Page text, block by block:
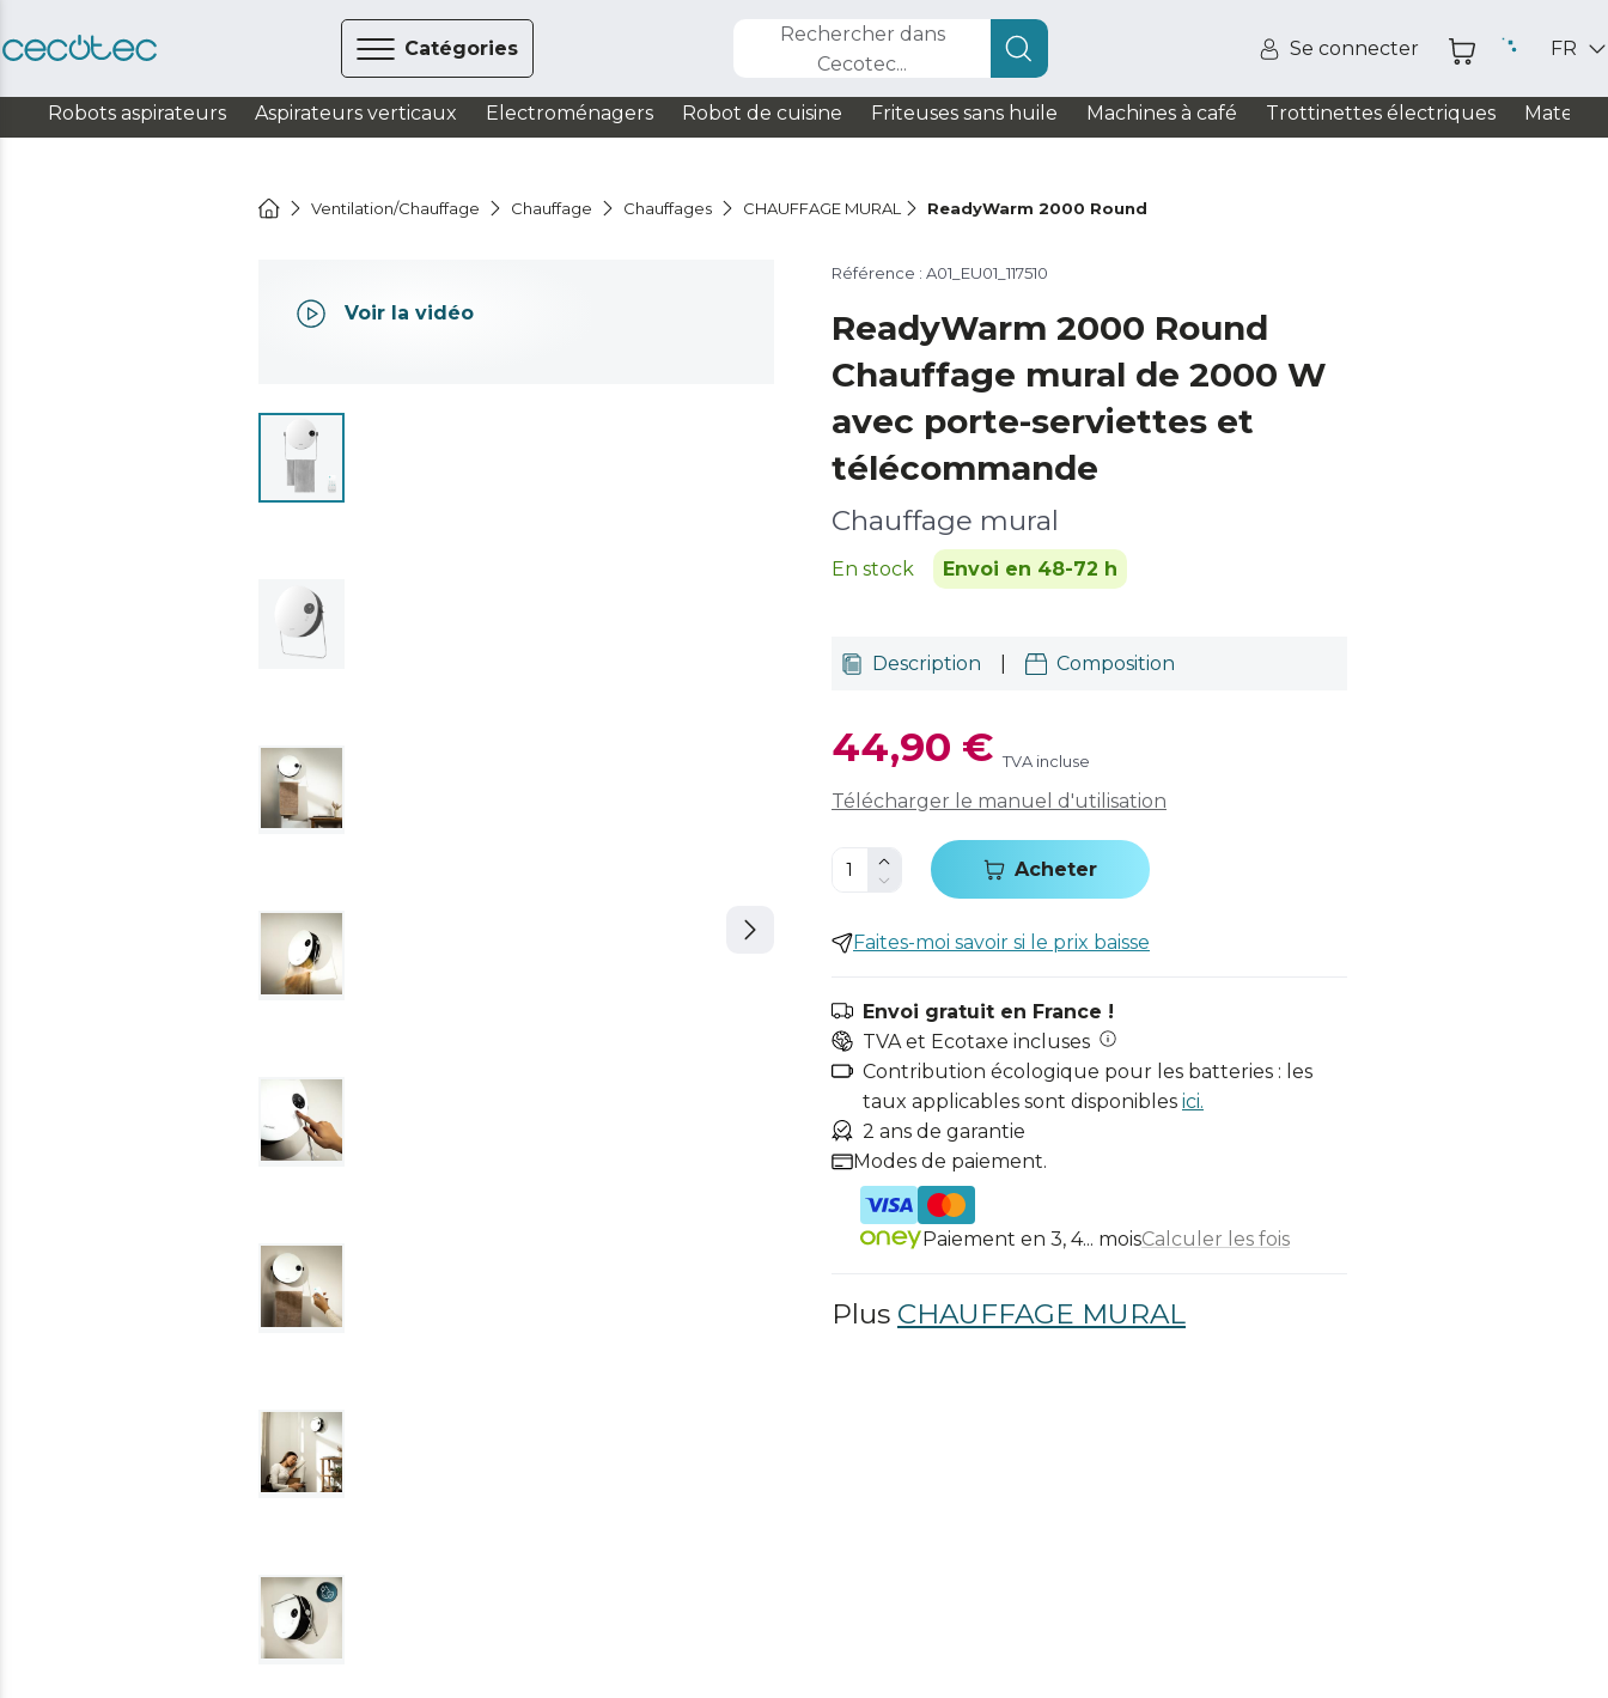
Catégories
Rechercher dans
Cecotec...
Se connecter FR
Robots aspirateurs Aspirateurs verticaux Electroménagers Robot de cuisine Friteuses sans huile Machines à café Trottinettes électriques Matelas
Ventilation/Chauffage Chauffage Chauffages CHAUFFAGE MURAL ReadyWarm 2000 Round
Voir la vidéo
Référence : A01_EU01_117510
ReadyWarm 2000 Round
Chauffage mural de 2000 W
avec porte-serviettes et
télécommande
Chauffage mural
En stock Envoi en 48-72 h
Description Composition
44,90 € TVA incluse
Télécharger le manuel d'utilisation
Acheter
Faites-moi savoir si le prix baisse
Envoi gratuit en France !
TVA et Ecotaxe incluses
Contribution écologique pour les batteries : les
taux applicables sont disponibles ici.
2 ans de garantie
Modes de paiement.
Paiement en 3, 4... moisCalculer les fois
Plus CHAUFFAGE MURAL